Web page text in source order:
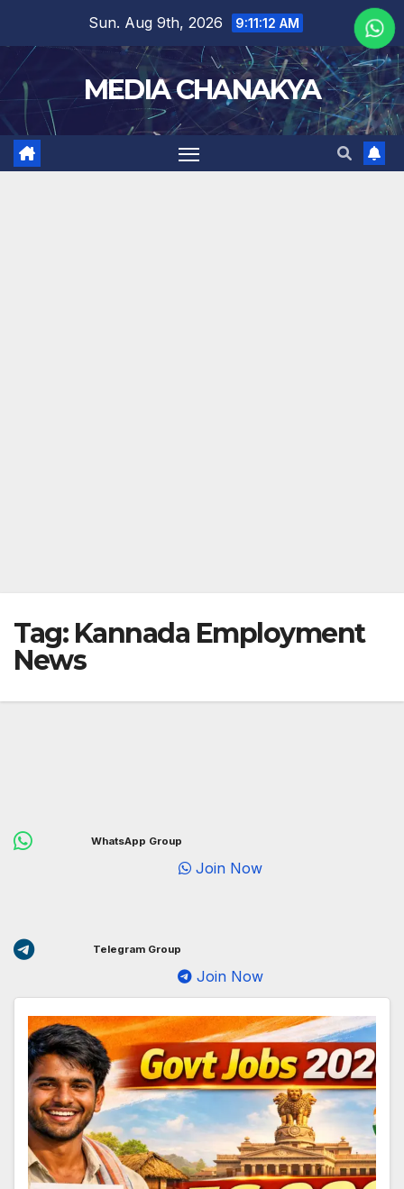
Sun. Aug 9th, 2026 9:11:13 AM
MEDIA CHANAKYA
Tag: Kannada Employment
News
WhatsApp Group
Join Now
Telegram Group
Join Now